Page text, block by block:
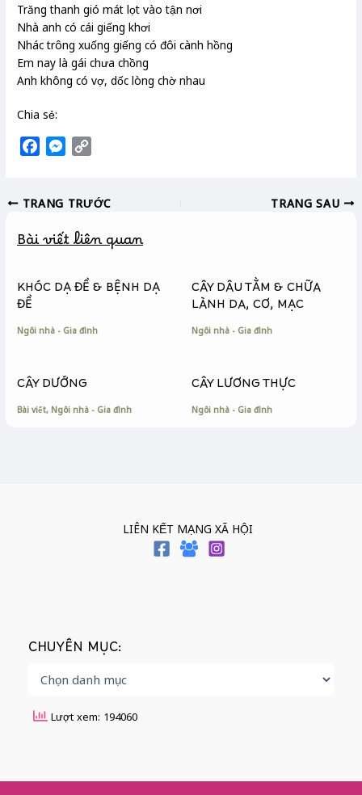
Trăng thanh gió mát lọt vào tận nơi
Nhà anh có cái giếng khơi
Nhác trông xuống giếng có đôi cành hồng
Em nay là gái chưa chồng
Anh không có vợ, dốc lòng chờ nhau
Chia sẻ:
e
o
k
M
s
n
e
y
i
k
TRANG TRƯỚC TRANG SAU
Bài viết liên quan
KHÓC DẠ ĐỀ & BỆNH DẠ
ĐỀ
Ngôi nhà - Gia đình
CÂY DÂU TẰM & CHỮA
LÀNH DA, CƠ, MẠC
Ngôi nhà - Gia đình
CÂY DƯỚNG
Bài viết, Ngôi nhà - Gia đình
CÂY LƯƠNG THỰC
Ngôi nhà - Gia đình
LIÊN KẾT MẠNG XÃ HỘI
CHUYÊN MỤC:
Lượt xem: 194060